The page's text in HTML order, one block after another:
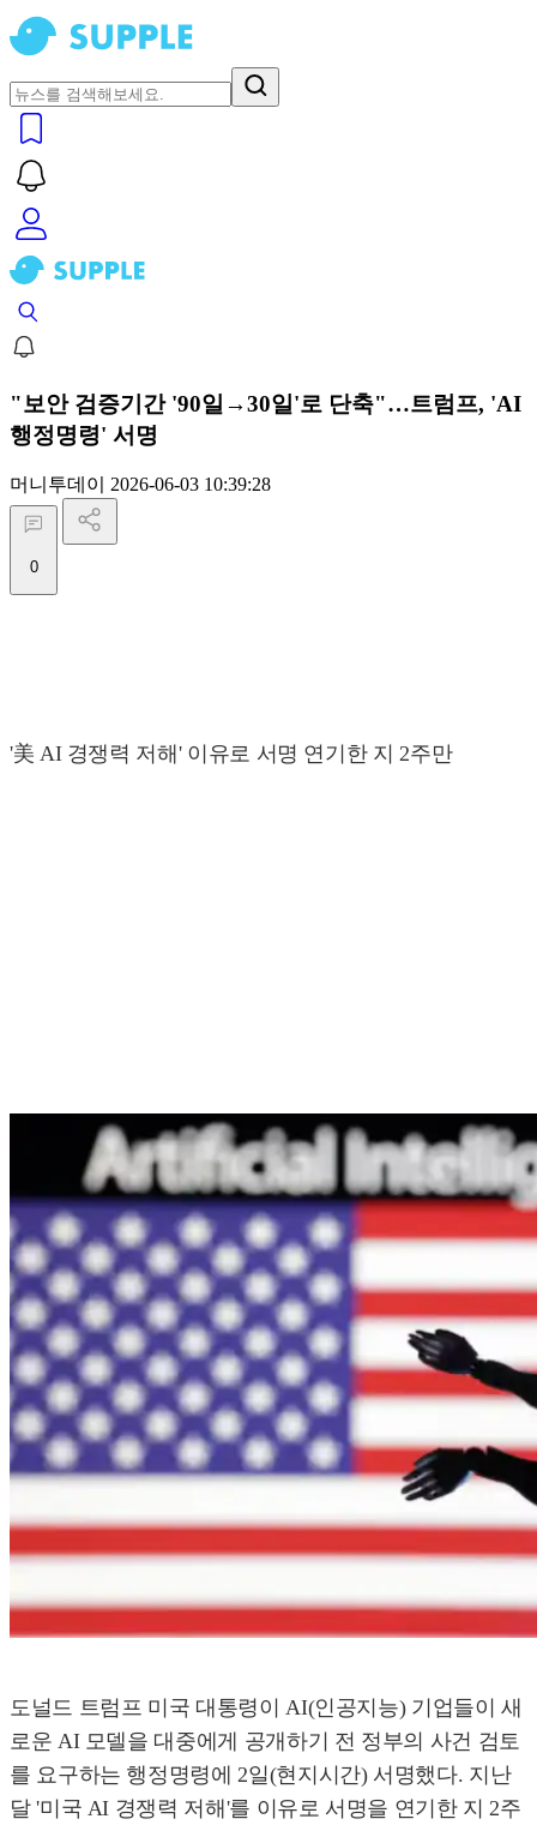
"보안 검증기간 '90일→30일'로 단축"…트럼프, 'AI
행정명령' 서명
머니투데이 2026-06-03 10:39:28
0
'美 AI 경쟁력 저해' 이유로 서명 연기한 지 2주만
도널드 트럼프 미국 대통령이 AI(인공지능) 기업들이 새
로운 AI 모델을 대중에게 공개하기 전 정부의 사건 검토
를 요구하는 행정명령에 2일(현지시간) 서명했다. 지난
달 '미국 AI 경쟁력 저해'를 이유로 서명을 연기한 지 2주